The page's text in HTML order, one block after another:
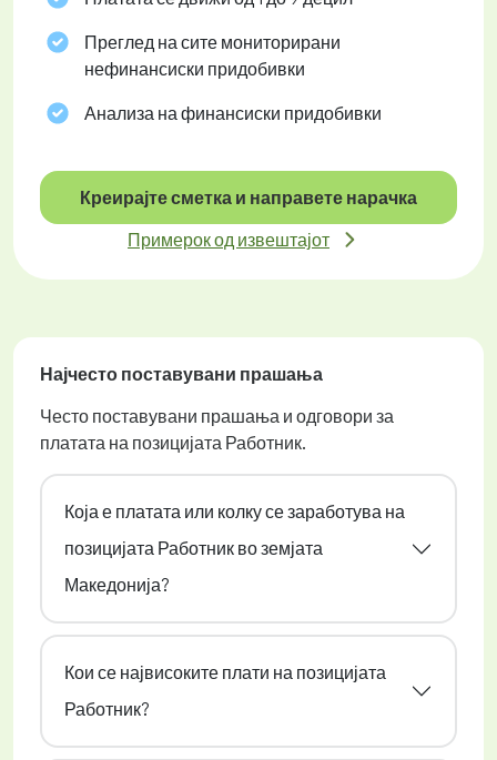
Преглед на сите мониторирани
нефинансиски придобивки
Анализа на финансиски придобивки
Креирајте сметка и направете нарачка
Примерок од извештајот
Најчесто поставувани прашања
Често поставувани прашања и одговори за
платата на позицијата Работник.
Која е платата или колку се заработува на
позицијата Работник во земјата
Македонија?
Кои се највисоките плати на позицијата
Работник?